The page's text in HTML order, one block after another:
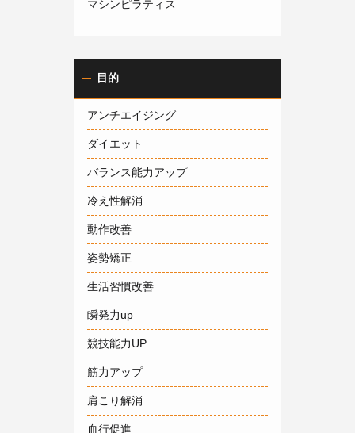
マシンピラティス
目的
アンチエイジング
ダイエット
バランス能力アップ
冷え性解消
動作改善
姿勢矯正
生活習慣改善
瞬発力up
競技能力UP
筋力アップ
肩こり解消
血行促進